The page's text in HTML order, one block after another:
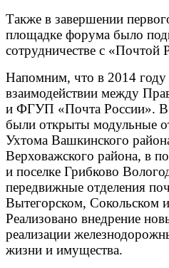
Также в завершении
площадке форума было
сотрудничестве с «Почтой
Напомним, что в 2014 году
взаимодействии между
и ФГУП «Почта России». В
были открыты модульные
Ухтома Вашкинского
Верховажского района, в
и поселке Грибково
передвижные отделения
Вытегорском, Сокольском
Реализовано внедрение
реализации
жизни и имущества.